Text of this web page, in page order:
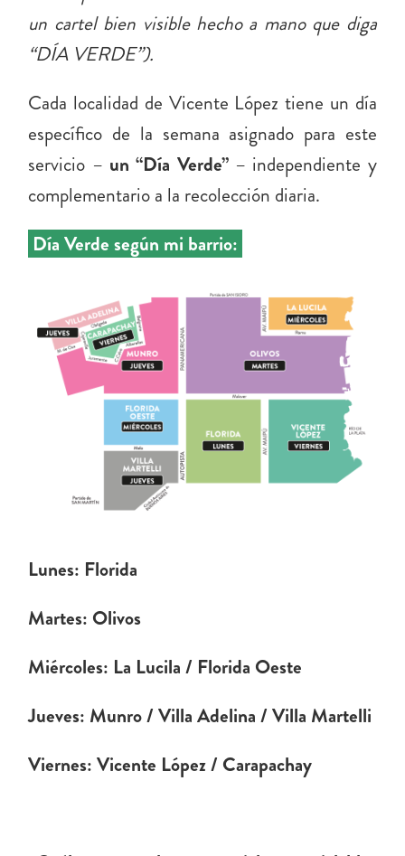
un cartel bien visible hecho a mano que diga
“DÍA VERDE”).
Cada localidad de Vicente López tiene un día
específico de la semana asignado para este
servicio – un “Día Verde”– independiente y
complementario a la recolección diaria.
Día Verde según mi barrio:
Lunes: Florida
Martes: Olivos
Miércoles: La Lucila / Florida Oeste
Jueves: Munro / Villa Adelina / Villa Martelli
Viernes: Vicente López / Carapachay